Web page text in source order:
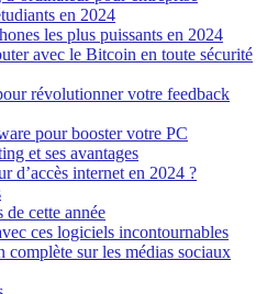
en 2024
les plus puissants en 2024
avec le Bitcoin en toute sécurité
révolutionner votre feedback
pour booster votre PC
et ses avantages
d’accès internet en 2024 ?
cette année
ces logiciels incontournables
sur les médias sociaux